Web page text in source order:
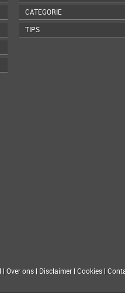
CATEGORIE
TIPS
| Over ons| Disclaimer|Cookies|